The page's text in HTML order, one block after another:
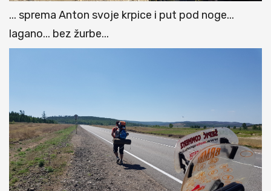
... sprema Anton svoje krpice i put pod noge...
lagano... bez žurbe...